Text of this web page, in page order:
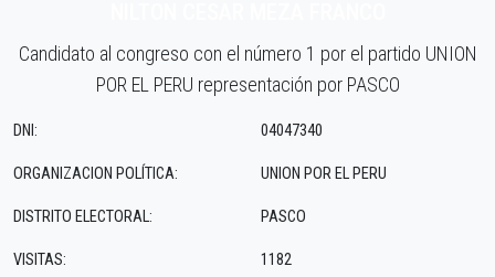
Candidato al congreso con el número 1 por el partido UNION
POR EL PERU representación por PASCO
DNI:
ORGANIZACION POLÍTICA:
DISTRITO ELECTORAL:
VISITAS:
04047340
UNION POR EL PERU
PASCO
1182